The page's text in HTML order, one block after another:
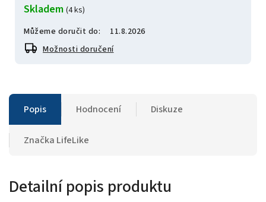
Skladem (4 ks)
Můžeme doručit do:
11.8.2026
Možnosti doručení
Popis Hodnocení Diskuze
Značka LifeLike
Detailní popis produktu